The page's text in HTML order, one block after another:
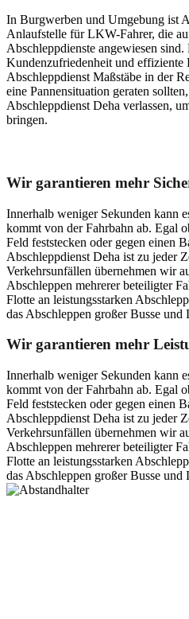
In Burgwerben und Umgebung ist
Anlaufstelle für LKW-Fahrer, die
Abschleppdienste angewiesen
Kundenzufriedenheit und effiziente
Abschleppdienst Maßstäbe in der
eine Pannensituation geraten
Abschleppdienst Deha verlassen,
bringen.
Wir garantieren mehr
Innerhalb weniger Sekunden kann
kommt von der Fahrbahn ab. Egal
Feld feststecken oder gegen einen
Abschleppdienst Deha ist zu jeder
Verkehrsunfällen übernehmen wir
Abschleppen mehrerer beteiligter
Flotte an leistungsstarken
das Abschleppen großer Busse
Wir garantieren mehr
Innerhalb weniger Sekunden kann
kommt von der Fahrbahn ab. Egal
Feld feststecken oder gegen einen
Abschleppdienst Deha ist zu jeder
Verkehrsunfällen übernehmen wir
Abschleppen mehrerer beteiligter
Flotte an leistungsstarken
das Abschleppen großer Busse